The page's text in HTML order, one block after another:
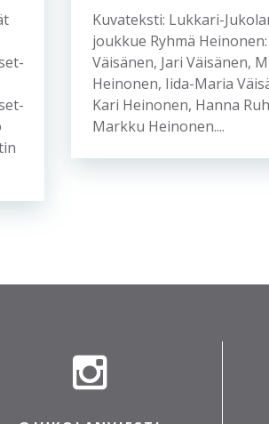
Kuvateksti: Lukkari-
joukkue Ryhmä
Väisänen, Jari Väisänen,
Heinonen, Iida-Maria
Kari Heinonen, Hanna
Markku Heinonen....